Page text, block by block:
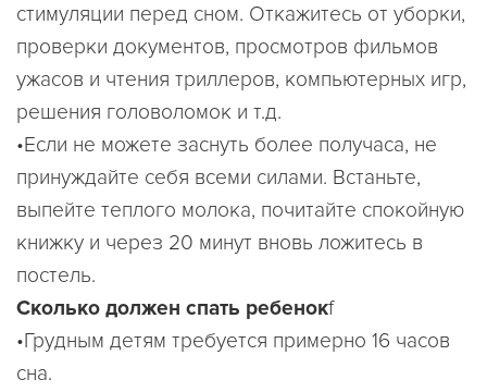
стимуляции перед сном. Откажитесь от уборки,
проверки документов, просмотров фильмов
ужасов и чтения триллеров, компьютерных игр,
решения головоломок и т.д.
•Если не можете заснуть более получаса, не
принуждайте себя всеми силами. Встаньте,
выпейте теплого молока, почитайте спокойную
книжку и через 20 минут вновь ложитесь в
постель.
Сколько должен спать ребенокf
•Грудным детям требуется примерно 16 часов
сна.